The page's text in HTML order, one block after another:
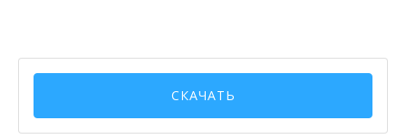
СКАЧАТЬ